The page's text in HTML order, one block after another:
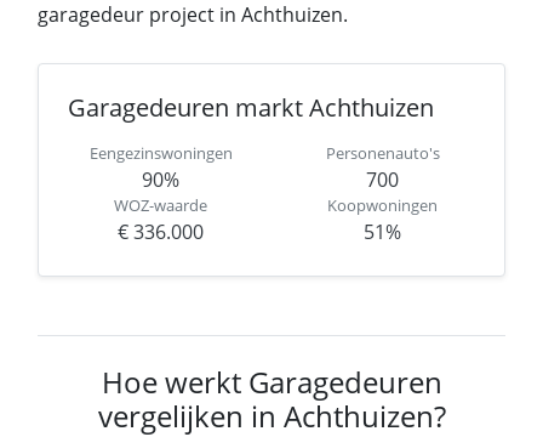
garagedeur project in Achthuizen.
Garagedeuren markt Achthuizen
Eengezinswoningen
90%
Personenauto's
700
WOZ-waarde
€ 336.000
Koopwoningen
51%
Hoe werkt Garagedeuren
vergelijken in Achthuizen?